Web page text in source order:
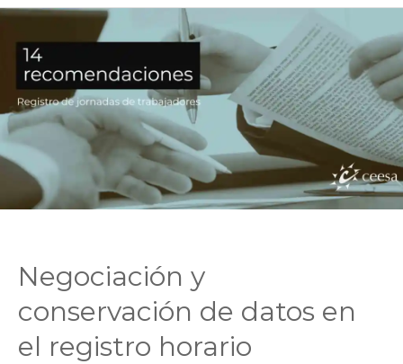
del
jornadas
trabajadores
Negociación y
conservación de datos en
el registro horario